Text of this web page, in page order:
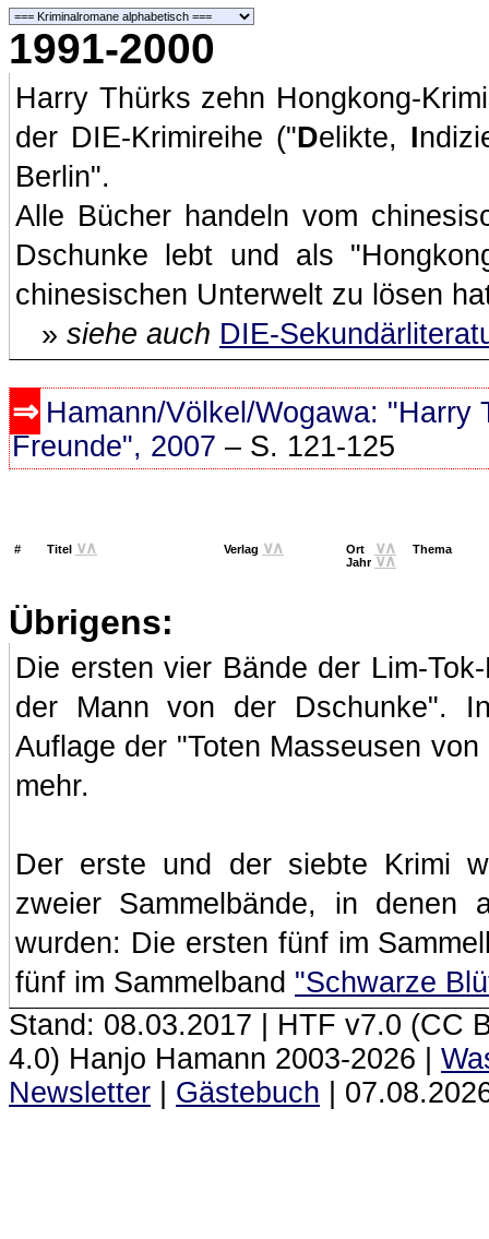
1991-2000
Harry Thürks zehn Hongkong-
der DIE-Krimireihe ("Delikte, I
Berlin".
Alle Bücher handeln vom
Dschunke lebt und als
chinesischen Unterwelt zu lösen
» siehe auch DIE-
Hamann/Völkel/Wogawa:
Freunde", 2007 – S. 121-125
# Titel ∨∧ Verlag ∨∧ Ort ∨∧
Jahr∨∧
Thema
Übrigens:
Die ersten vier Bände der Lim-
der Mann von der Dschunke".
Auflage der "Toten Masseusen
mehr.
Der erste und der siebte Krimi
zweier Sammelbände, in denen
wurden: Die ersten fünf im
fünf im Sammelband "Schwarze
Stand: 08.03.2017 | HTF v7.0 (CC
4.0) Hanjo Hamann 2003‑2026 |
Newsletter
Gästebuch